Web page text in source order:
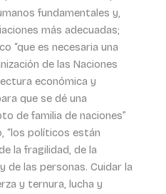
fundamentales y,
más adecuadas;
“que es necesaria una
de las Naciones
económica y
que se dé una
de familia de naciones”
“los políticos están
la fragilidad, de la
de las personas. Cuidar la
y ternura, lucha y